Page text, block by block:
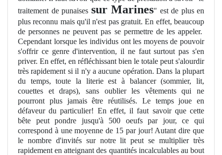
traitement de punaises sur Marines" est de plus en
plus reconnu mais qu'il n'est pas gratuit. En effet, beaucoup
de personnes ne peuvent pas se permettre de les appeler.
Cependant lorsque les individus ont les moyens de pouvoir
s'offrir ce genre d'intervention, il ne faut surtout pas s'en
priver. En effet, en réfléchissant bien le totale peut s'alourdir
très rapidement si il n'y a aucune opération. Dans la plupart
du temps, toute la literie est à balancer (sommier, lit,
couettes et draps), sans oublier les vêtements qui ne
pourront plus jamais être réutilisés. Le temps joue en
défaveur du particulier! En effet, il faut savoir que cette
bête peut pondre jusqu'à 500 oeufs par jour, ce qui
correspond à une moyenne de 15 par jour! Autant dire que
le nombre d'invités sur notre lit peut se multiplier très
rapidement en atteignant des quantités incalculables au bout